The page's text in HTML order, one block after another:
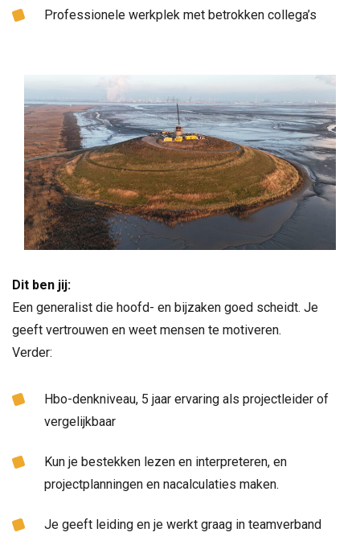
Professionele werkplek met betrokken collega’s
Dit ben jij:
Een generalist die hoofd- en bijzaken goed scheidt. Je
geeft vertrouwen en weet mensen te motiveren.
Verder:
Hbo-denkniveau, 5 jaar ervaring als projectleider of
vergelijkbaar
Kun je bestekken lezen en interpreteren, en
projectplanningen en nacalculaties maken.
Je geeft leiding en je werkt graag in teamverband